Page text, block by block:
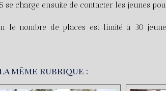
se charge ensuite de contacter les jeunes
le nombre de places est limité à 30
même rubrique :